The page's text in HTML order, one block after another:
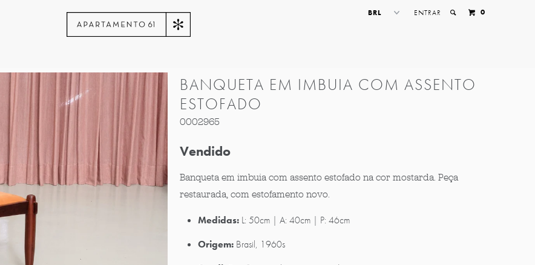
ENTRAR 0
BANQUETA EM IMBUIA COM ASSENTO
ESTOFADO
0002965
Vendido
Banqueta em imbuia com assento estofado na cor mostarda. Peça
restaurada, com estofamento novo.
Medidas: L: 50cm | A: 40cm | P: 46cm
Origem: Brasil, 1960s